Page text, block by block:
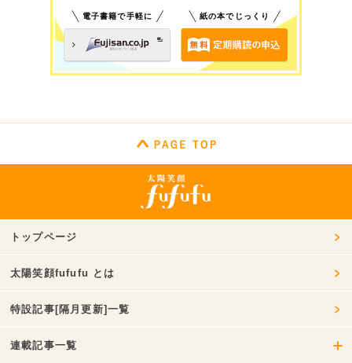
電子書籍で手軽に 紙の本でじっくり
トップページ
太陽笑顔fufufu とは
特設記事[隔月更新]一覧
連載記事一覧